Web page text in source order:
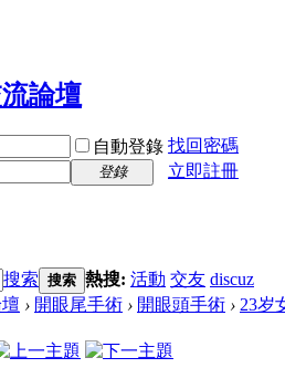
自動登錄 找回密碼
登錄
立即註冊
搜索 搜索 熱搜: 活動 交友 discuz
› 開眼尾手術 › 開眼頭手術 › 23岁